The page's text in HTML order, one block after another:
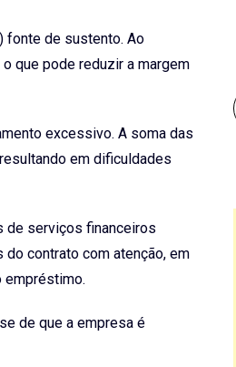
fonte de sustento. Ao
que pode reduzir a margem
excessivo. A soma das
em dificuldades
de serviços financeiros
contrato com atenção, em
empréstimo.
de que a empresa é